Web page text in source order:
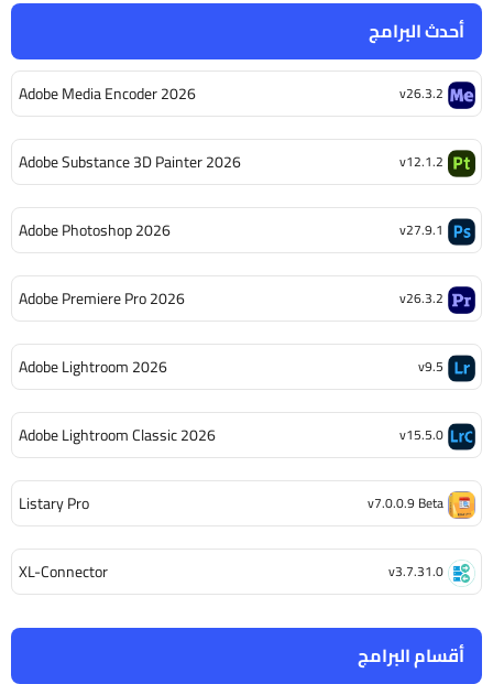
أقسام البرامج
أحدث البرامج
Adobe Media Encoder 2026 v26.3.2
Adobe Substance 3D Painter 2026 v12.1.2
Adobe Photoshop 2026 v27.9.1
Adobe Premiere Pro 2026 v26.3.2
Adobe Lightroom 2026 v9.5
Adobe Lightroom Classic 2026 v15.5.0
Listary Pro v7.0.0.9 Beta
XL-Connector v3.7.31.0